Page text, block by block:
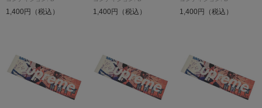
1,400円（税込） 1,400円（税込） 1,400円（税込）